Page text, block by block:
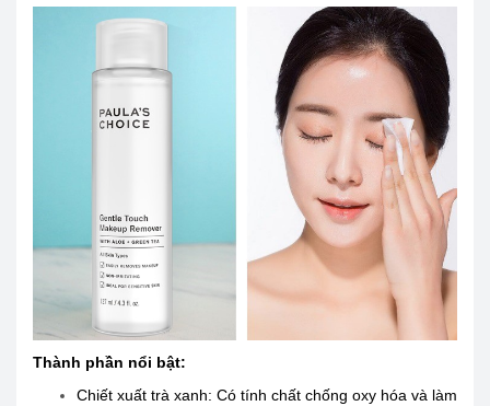
Thành phần nổi bật:
Chiết xuất trà xanh: Có tính chất chống oxy hóa và làm